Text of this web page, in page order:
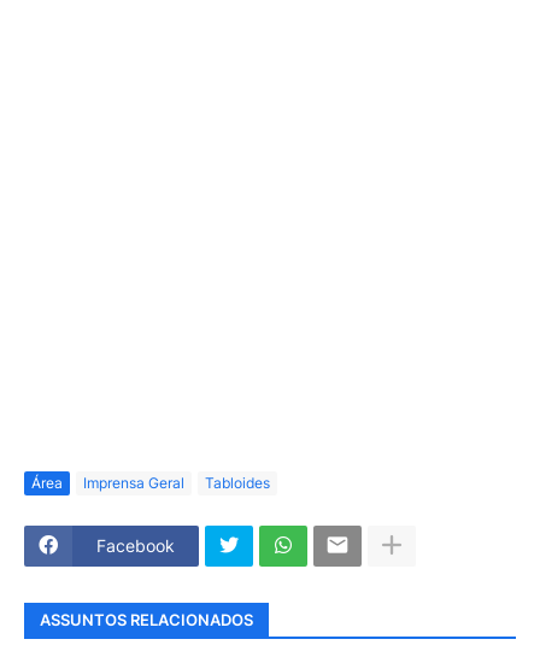
Área Imprensa Geral Tabloides
Facebook
ASSUNTOS RELACIONADOS